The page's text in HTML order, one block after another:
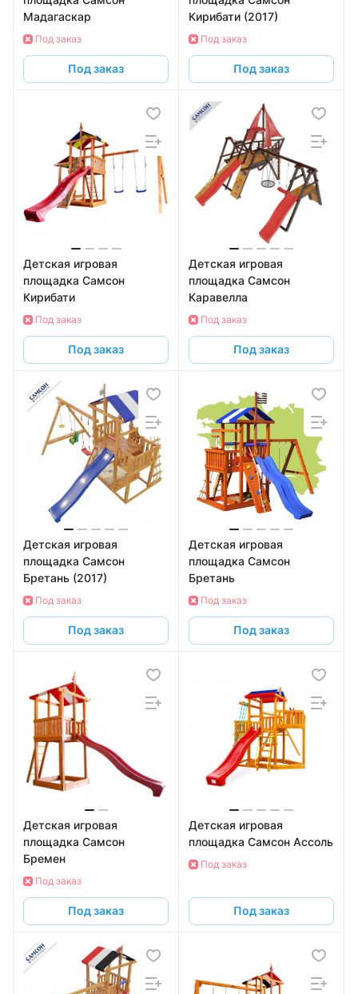
Мадагаскар
Под заказ
Под заказ
Кирибати (2017)
Под заказ
Под заказ
Детская игровая
площадка Самсон
Кирибати
Под заказ
Под заказ
Детская игровая
площадка Самсон
Каравелла
Под заказ
Под заказ
Детская игровая
площадка Самсон
Бретань (2017)
Под заказ
Под заказ
Детская игровая
площадка Самсон
Бретань
Под заказ
Под заказ
Детская игровая
площадка Самсон
Бремен
Под заказ
Под заказ
Детская игровая
площадка Самсон Ассоль
Под заказ
Под заказ